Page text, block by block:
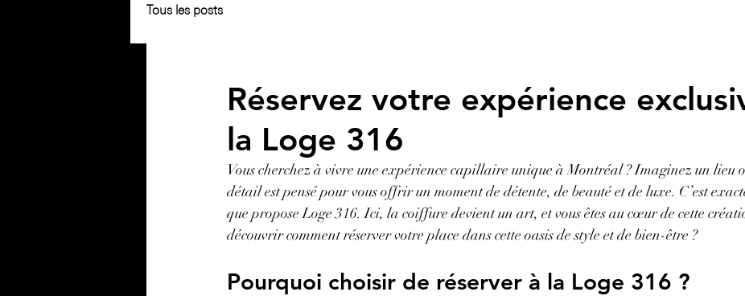
Tous les posts
Réservez votre expérience
la Loge 316
Vous cherchez à vivre une expérience capillaire unique à Montréal ? Imaginez un lieu
détail est pensé pour vous offrir un moment de détente, de beauté et de luxe. C’est
que propose Loge 316. Ici, la coiffure devient un art, et vous êtes au cœur de cette
découvrir comment réserver votre place dans cette oasis de style et de bien-être ?
Pourquoi choisir de réserver à la Loge 316 ?